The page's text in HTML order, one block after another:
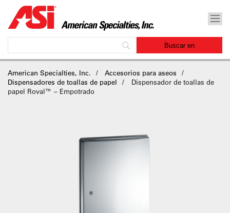
American Specialties, Inc.
Accesorios para aseos
Dispensadores de toallas de papel
Dispensador de toallas de
papel Roval™ – Empotrado